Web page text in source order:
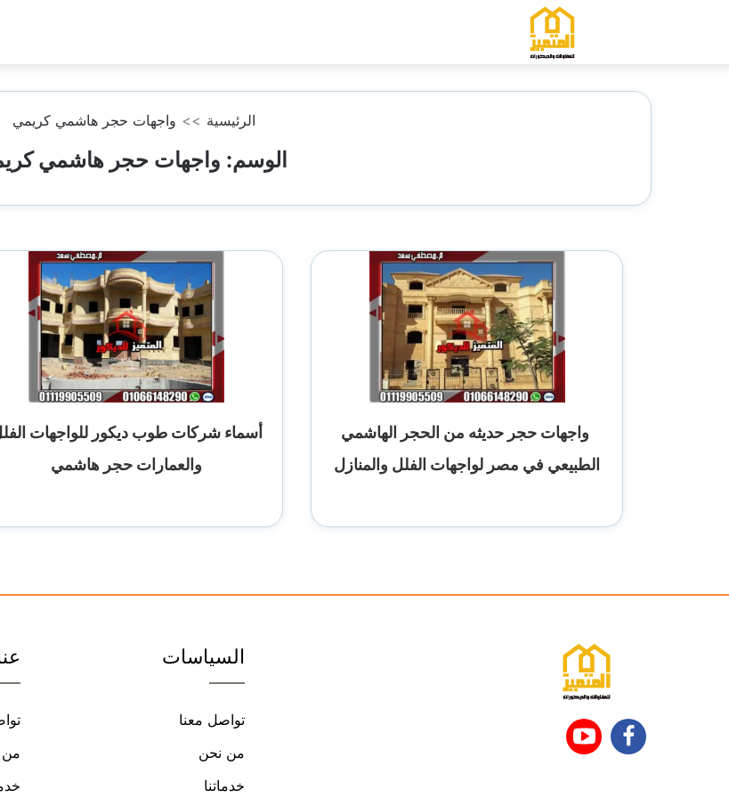
الرئيسية >> واجهات حجر هاشمي كريمي
الوسم: واجهات حجر هاشمي
واجهات حجر حديثه من الحجر الهاشمي
الطبيعي في مصر لواجهات الفلل والمنازل
أسماء شركات طوب ديكور للواجهات
والعمارات حجر هاشمي
تابعنا تابعنا
السياسات
تواصل معنا
من نحن
خدماتنا
من